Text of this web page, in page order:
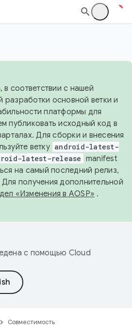
в соответствии с нашей
основной ветки и
платформы для
публиковать исходный код в
Для сборки и внесения
ветку android-latest-
latest-release manifest
на самый последний релиз,
получения дополнительной
«Изменения в AOSP» .
с помощью Cloud
Совместимость